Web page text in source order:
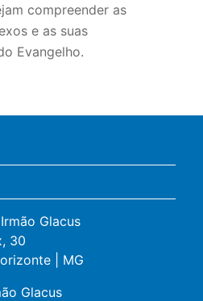
compreender as
e as suas
Evangelho.
Glacus
30
| MG
Glacus